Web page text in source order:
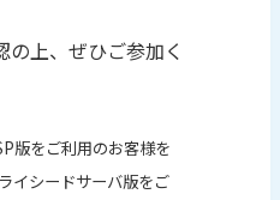
の上、ぜひご参加く
版をご利用のお客様を
イシードサーバ版をご